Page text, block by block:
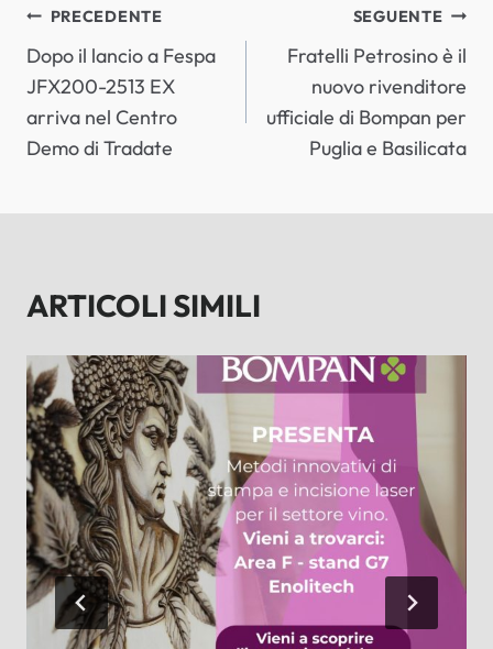
NAVIGAZIONE
ARTICOLI
PRECEDENTE
Dopo il lancio a Fespa
JFX200-2513 EX
arriva nel Centro
Demo di Tradate
SEGUENTE
Fratelli Petrosino è il
nuovo rivenditore
ufficiale di Bompan per
Puglia e Basilicata
ARTICOLI SIMILI